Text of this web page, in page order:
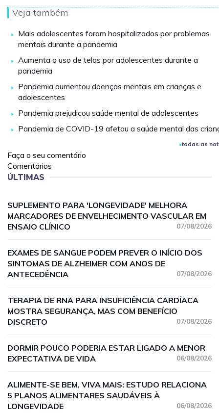
Veja também
Mais adolescentes foram hospitalizados por problemas
mentais durante a pandemia
Aumenta o uso de telas por adolescentes durante a
pandemia
Pandemia aumentou doenças mentais em crianças e
adolescentes
Pandemia prejudicou saúde mental de adolescentes
Pandemia de COVID-19 afetou a saúde mental das
todas as
Faça o seu comentário
Comentários
ÚLTIMAS
SUPLEMENTO PARA 'LONGEVIDADE' MELHORA
MARCADORES DE ENVELHECIMENTO VASCULAR EM
ENSAIO CLÍNICO
07/08/2026
EXAMES DE SANGUE PODEM PREVER O INÍCIO DOS
SINTOMAS DE ALZHEIMER COM ANOS DE
ANTECEDÊNCIA
07/08/2026
TERAPIA DE RNA PARA INSUFICIÊNCIA CARDÍACA
MOSTRA SEGURANÇA, MAS COM BENEFÍCIO
DISCRETO
07/08/2026
DORMIR POUCO PODERIA ESTAR LIGADO A MENOR
EXPECTATIVA DE VIDA
06/08/2026
ALIMENTE-SE BEM, VIVA MAIS: ESTUDO RELACIONA
5 PLANOS ALIMENTARES SAUDÁVEIS À
LONGEVIDADE
06/08/2026